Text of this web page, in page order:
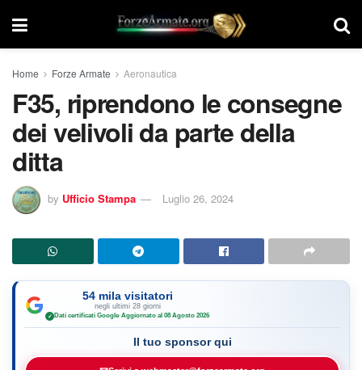
Home Forze Armate Aeronautica
F35, riprendono le consegne
dei velivoli da parte della
ditta
by Ufficio Stampa Luglio 26, 2024
54 mila visitatori
negli ultimi 28 giorni
✓ Dati certificati Google·Aggiornato al 08 Agosto 2026
Il tuo sponsor qui